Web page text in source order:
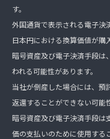
す。
外国通貨で表示される電子決
日本円における換算価値が購
暗号資産及び電子決済手段は
われる可能性があります。
当社が倒産した場合には、預
返還することができない可能
暗号資産及び電子決済手段は
価の支払いのために使用する